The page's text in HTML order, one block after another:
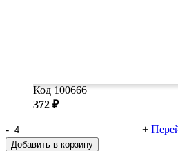
Код 100666
372 ₽
- +
Добавить в корзину